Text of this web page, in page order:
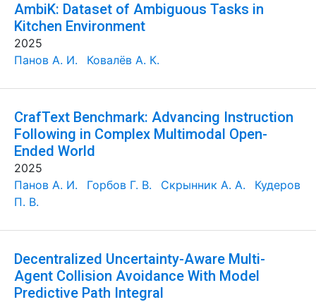
AmbiK: Dataset of Ambiguous Tasks in
Kitchen Environment
2025
Панов А. И.
Ковалёв А. К.
CrafText Benchmark: Advancing Instruction
Following in Complex Multimodal Open-
Ended World
2025
Панов А. И.
Горбов Г. В. Скрынник А. А.
Кудеров
П. В.
Decentralized Uncertainty-Aware Multi-
Agent Collision Avoidance With Model
Predictive Path Integral